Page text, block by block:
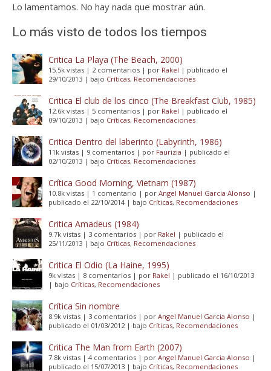
Lo lamentamos. No hay nada que mostrar aún.
Lo más visto de todos los tiempos
Critica La Playa (The Beach, 2000)
15.5k vistas | 2 comentarios | por Rakel | publicado el
29/10/2013 | bajo Críticas, Recomendaciones
Critica El club de los cinco (The Breakfast Club, 1985)
12.6k vistas | 5 comentarios | por Rakel | publicado el
09/10/2013 | bajo Críticas, Recomendaciones
Critica Dentro del laberinto (Labyrinth, 1986)
11k vistas | 9 comentarios | por Faurizia | publicado el
02/10/2013 | bajo Críticas, Recomendaciones
Crítica Good Morning, Vietnam (1987)
10.8k vistas | 1 comentario | por Angel Manuel Garcia Alonso |
publicado el 22/10/2014| bajo Críticas, Recomendaciones
Critica Amadeus (1984)
9.7k vistas | 3 comentarios | por Rakel | publicado el
25/11/2013 | bajo Críticas, Recomendaciones
Critica El Odio (La Haine, 1995)
9k vistas | 8 comentarios | por Rakel | publicado el 16/10/2013
| bajo Críticas, Recomendaciones
Crítica Sin nombre
8.9k vistas | 3 comentarios | por Angel Manuel Garcia Alonso |
publicado el 01/03/2012| bajo Críticas, Recomendaciones
Critica The Man from Earth (2007)
7.8k vistas | 4 comentarios | por Angel Manuel Garcia Alonso |
publicado el 15/07/2013 | bajo Críticas, Recomendaciones